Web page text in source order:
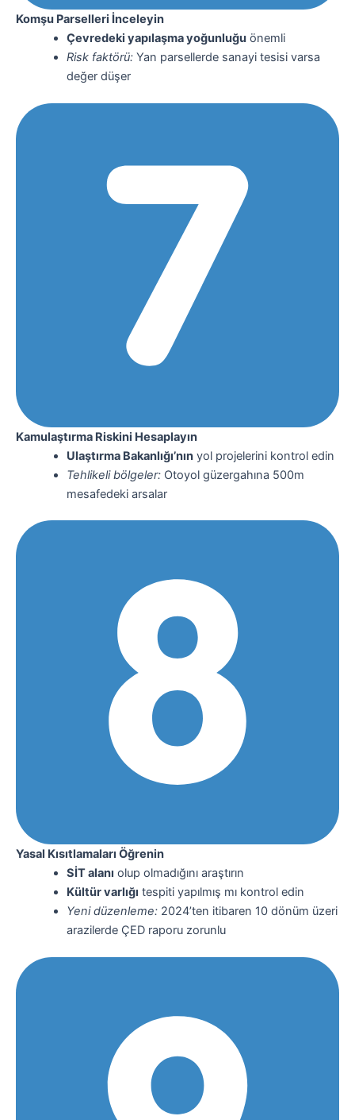
Komşu Parselleri İnceleyin
Çevredeki yapılaşma yoğunluğuönemli
Risk faktörü:Yan parsellerde sanayi tesisi varsa
değer düşer
Kamulaştırma Riskini Hesaplayın
Ulaştırma Bakanlığı’nınyol projelerini kontrol edin
Tehlikeli bölgeler:Otoyol güzergahına 500m
mesafedeki arsalar
Yasal Kısıtlamaları Öğrenin
SİT alanı olup olmadığını araştırın
Kültür varlığı tespiti yapılmış mı kontrol edin
Yeni düzenleme:2024’ten itibaren 10 dönüm üzeri
arazilerde ÇED raporu zorunlu